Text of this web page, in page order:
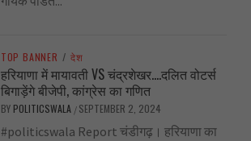
TOP BANNER / देश
हरियाणा में मायावती VS चंद्रशेखर….दलित वोटर्स
बिगाड़ेंगे बीजेपी, कांग्रेस का गणित
BY POLITICSWALA / SEPTEMBER 2, 2024
#politicswala Report चंडीगढ़। हरियाणा का